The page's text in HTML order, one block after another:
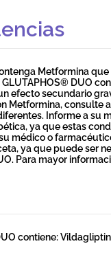
Metformina
DUO
efecto secundario
Metformina, consulte
Informe a su
ya que estas
médico o
ya que puede ser
Para mayor
contiene: